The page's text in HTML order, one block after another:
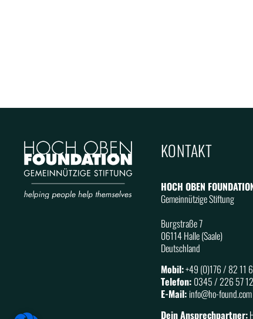
KONTAKT
HOCH OBEN
Gemeinnützige Stiftung
Burgstraße 7
06114 Halle (Saale)
Deutschland
Mobil:+49 (0)176 / 82 11
Telefon: 0345 / 226 57 12
E-Mail: info@ho-found.com
Dein Ansprechpartner: